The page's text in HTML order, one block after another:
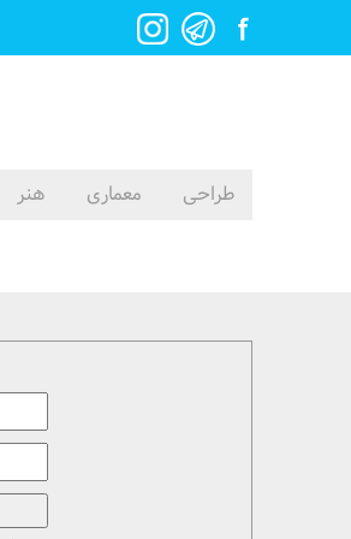
طراحی معماری هنر